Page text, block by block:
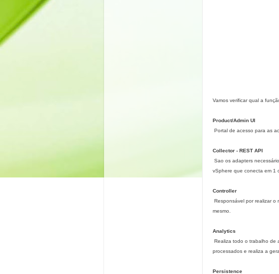
Vamos verificar qual a
Product/Admin UI
Portal de acesso para as
Collector - REST API
Sao os adapters
vSphere que conecta em 1
Controller
Responsável por realizar o
mesmo.
Analytics
Realiza todo o trabalho de
processados e realiza a
Persistence